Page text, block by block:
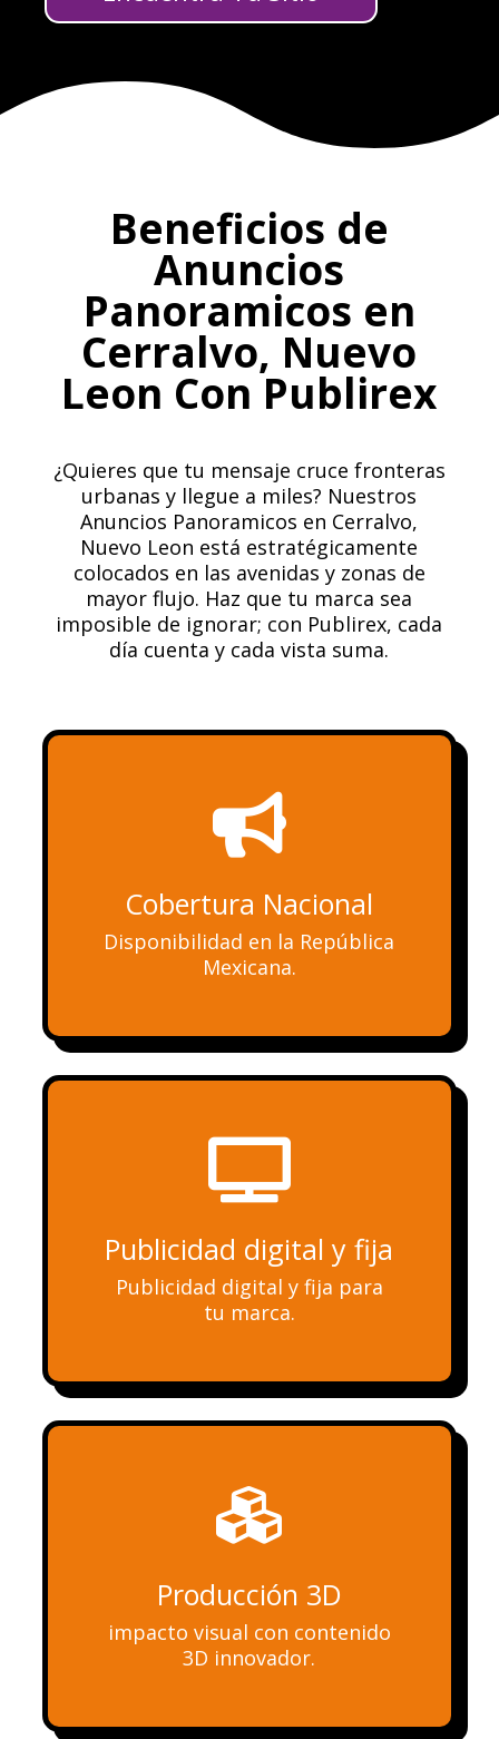
Beneficios de
Anuncios
Panoramicos en
Cerralvo, Nuevo
Leon Con Publirex
¿Quieres que tu mensaje cruce fronteras
urbanas y llegue a miles? Nuestros
Anuncios Panoramicos en Cerralvo,
Nuevo Leon está estratégicamente
colocados en las avenidas y zonas de
mayor flujo. Haz que tu marca sea
imposible de ignorar; con Publirex, cada
día cuenta y cada vista suma.

Cobertura Nacional
Disponibilidad en la República
Mexicana.

Publicidad digital y fija
Publicidad digital y fija para
tu marca.

Producción 3D
impacto visual con contenido
3D innovador.